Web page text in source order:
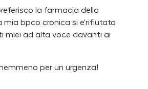
la farmacia della
mia bpco cronica si e'rifiutato
miei ad alta voce davanti ai
per un urgenza!